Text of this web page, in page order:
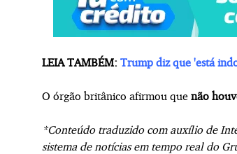
LEIA TAMBÉM: Trump diz que 'está
O órgão britânico afirmou que não
*Conteúdo traduzido com auxílio de
sistema de notícias em tempo real do